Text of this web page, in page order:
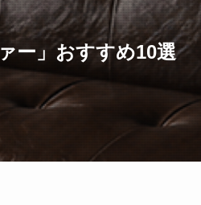
ー」おすすめ10選